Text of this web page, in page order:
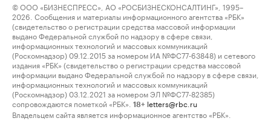
© ООО «БИЗНЕСПРЕСС», АО «РОСБИЗНЕСКОНСАЛТИНГ», 1995–
2026. Сообщения и материалы информационного агентства «РБК»
(свидетельство о регистрации средства массовой информации
выдано Федеральной службой по надзору в сфере связи,
информационных технологий и массовых коммуникаций
(Роскомнадзор) 09.12.2015 за номером ИА №ФС77-63848) и сетевого
издания «РБК» (свидетельство о регистрации средства массовой
информации выдано Федеральной службой по надзору в сфере связи,
информационных технологий и массовых коммуникаций
(Роскомнадзор) 03.12.2021 за номером ЭЛ №ФС77-82385)
сопровождаются пометкой «РБК».
18+ letters@rbc.ru
Владельцем сайта является информационное агентство «РБК».